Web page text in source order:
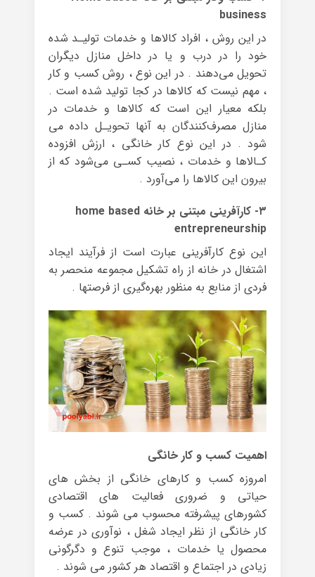
business
در این روش ، افراد کالاها و خدمات تولیـد شده
خود را در درب و یا در داخل منازل دیگران
تحویل می‌دهند . در این نوع ، روش کسب و کار
، مهم نیست که کالاها در کجا تولید شده است .
بلکه معیار این است که کالاها و خدمات در
منازل‌ مصرف‌کنندگان به آنها تحویـل داده ‌می
شود . در این نوع کار خانگی ، ارزش افزوده
کـالاها و خدمات ، نصیب کسـی می‌شود که از
بیرون این کالاها را می‌آورد .
۳- کار‌آفرینی مبتنی بر خانه home based
entrepreneurship
این نوع کار‌آفرینی عبارت است از فرآیند ایجاد
اشتغال در خانه از راه تشکیل مجموعه منحصر به
فردی از منابع به منظور بهره‌گیری از فرصتها .
اهمیت کسب و کار خانگی
امروزه کسب و کارهای خانگی از بخش های
حیاتی و ضروری فعالیت های اقتصادی
کشورهای پیشرفته محسوب می شوند . کسب و
کار خانگی از نظر ایجاد شغل ، نوآوری در عرضه
محصول یا خدمات ، موجب تنوع و دگرگونی
زیادی در اجتماع و اقتصاد هر کشور می شوند .